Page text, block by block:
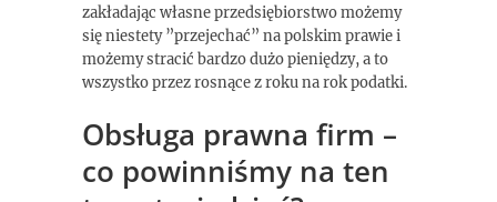
zakładając własne przedsiębiorstwo możemy
się niestety ”przejechać” na polskim prawie i
możemy stracić bardzo dużo pieniędzy, a to
wszystko przez rosnące z roku na rok podatki.
Obsługa prawna firm –
co powinniśmy na ten